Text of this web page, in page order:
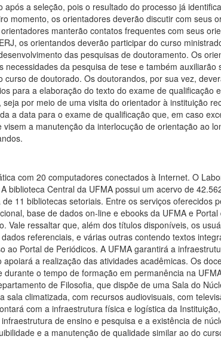
a seleção, pois o resultado do processo já
momento, os orientadores deverão discutir com seus
manterão contatos frequentes com seus
os orientandos deverão participar do curso
das pesquisas de doutoramento. Os
da pesquisa de tese e também
de doutorado. Os doutorandos, por sua vez,
para a elaboração do texto do exame de
por meio de uma visita do orientador à instituição
a data para o exame de qualificação que, em caso
a manutenção da interlocução de orientação ao
com 20 computadores conectados à Internet. O
biblioteca Central da UFMA possui um acervo de
11 bibliotecas setoriais. Entre os serviços
base de dados on-line e ebooks da UFMA e
ressaltar que, além dos títulos disponíveis, os
referenciais, e várias outras contendo textos
anteriormente descrita: laboratórios, salas
a realização das atividades acadêmicas. Os
o tempo de formação em permanência na
de Filosofia, que dispõe de uma Sala do
climatizada, com recursos audiovisuais, com
com a infraestrutura física e logística da
de ensino e pesquisa e a existência de
e a manutenção de qualidade similar ao do